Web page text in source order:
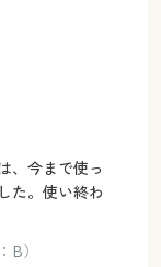
、今まで使っ
た。使い終わ
B）